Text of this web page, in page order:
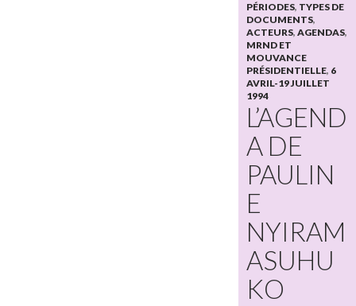
PÉRIODES, TYPES DE
DOCUMENTS,
ACTEURS, AGENDAS,
MRND ET
MOUVANCE
PRÉSIDENTIELLE, 6
AVRIL-19 JUILLET
1994
L’AGEND
A DE
PAULIN
E
NYIRAM
ASUHU
KO